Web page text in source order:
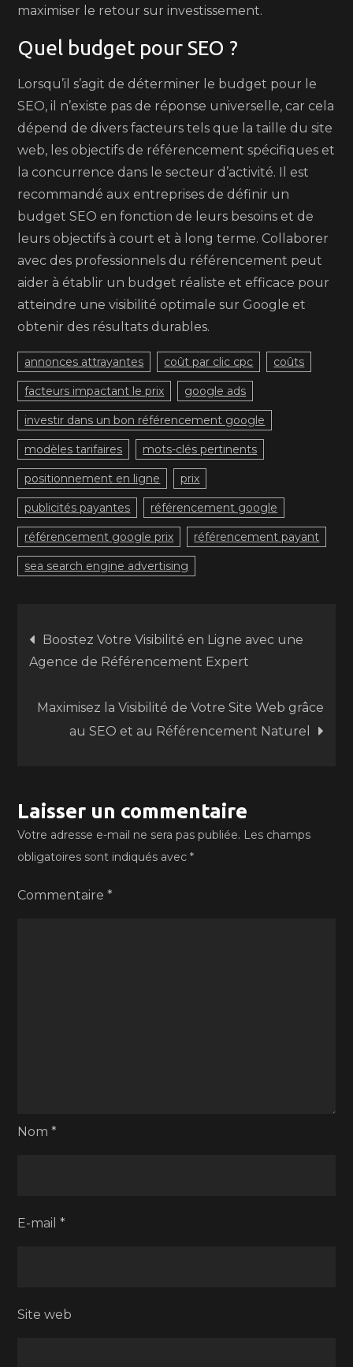
maximiser le retour sur investissement.
Quel budget pour SEO ?
Lorsqu’il s’agit de déterminer le budget pour le
SEO, il n’existe pas de réponse universelle, car cela
dépend de divers facteurs tels que la taille du site
web, les objectifs de référencement spécifiques et
la concurrence dans le secteur d’activité. Il est
recommandé aux entreprises de définir un
budget SEO en fonction de leurs besoins et de
leurs objectifs à court et à long terme. Collaborer
avec des professionnels du référencement peut
aider à établir un budget réaliste et efficace pour
atteindre une visibilité optimale sur Google et
obtenir des résultats durables.
annonces attrayantes coût par clic cpc coûts
facteurs impactant le prix google ads
investir dans un bon référencement google
modèles tarifaires mots-clés pertinents
positionnement en ligne prix
publicités payantes référencement google
référencement google prix référencement payant
sea search engine advertising
Navigation
de
l’article
Boostez Votre Visibilité en Ligne avec une
Agence de Référencement Expert
Maximisez la Visibilité de Votre Site Web grâce
au SEO et au Référencement Naturel
Laisser un commentaire
Votre adresse e-mail ne sera pas publiée. Les champs
obligatoires sont indiqués avec*
Commentaire*
Nom*
E-mail*
Site web